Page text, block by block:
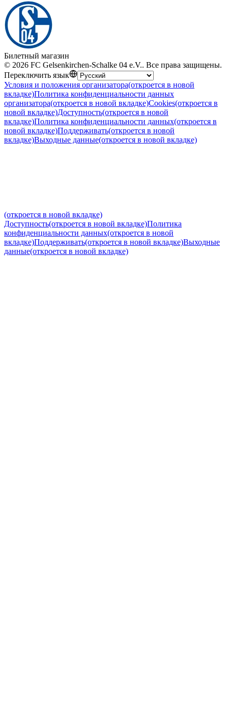
Билетный магазин
© 2026 FC Gelsenkirchen-Schalke 04 e.V.. Все права защищены.
Переключить язык
Условия и положения организатора(откроется в новой
вкладке)Политика конфиденциальности данных
организатора(откроется в новой вкладке)Cookies(откроется в
новой вкладке)Доступность(откроется в новой
вкладке)Политика конфиденциальности данных(откроется в
новой вкладке)Поддерживать(откроется в новой
вкладке)Выходные данные(откроется в новой вкладке)
(откроется в новой вкладке)
Доступность(откроется в новой вкладке)Политика
конфиденциальности данных(откроется в новой
вкладке)Поддерживать(откроется в новой вкладке)Выходные
данные(откроется в новой вкладке)